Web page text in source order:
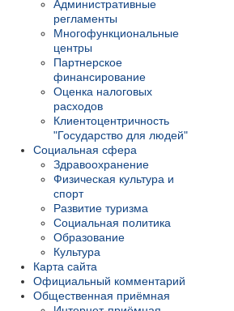
Административные
регламенты
Многофункциональные
центры
Партнерское
финансирование
Оценка налоговых
расходов
Клиентоцентричность
"Государство для людей"
Социальная сфера
Здравоохранение
Физическая культура и
спорт
Развитие туризма
Социальная политика
Образование
Культура
Карта сайта
Официальный комментарий
Общественная приёмная